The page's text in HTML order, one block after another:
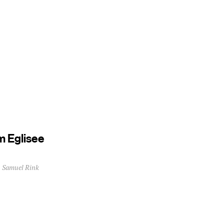
Eglisee
Samuel Rink